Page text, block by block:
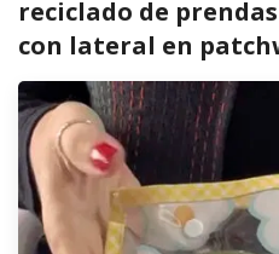
reciclado de
con lateral en